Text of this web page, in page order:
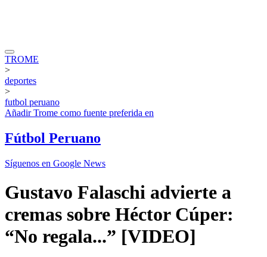
TROME
>
deportes
>
futbol peruano
AñadirTrome como fuente preferida en
Fútbol Peruano
Síguenos en Google News
Gustavo Falaschi advierte a
cremas sobre Héctor Cúper:
“No regala...” [VIDEO]